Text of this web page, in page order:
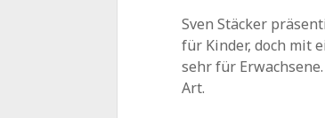
Sven Stäcker
für Kinder, doch mit
sehr für
Art.